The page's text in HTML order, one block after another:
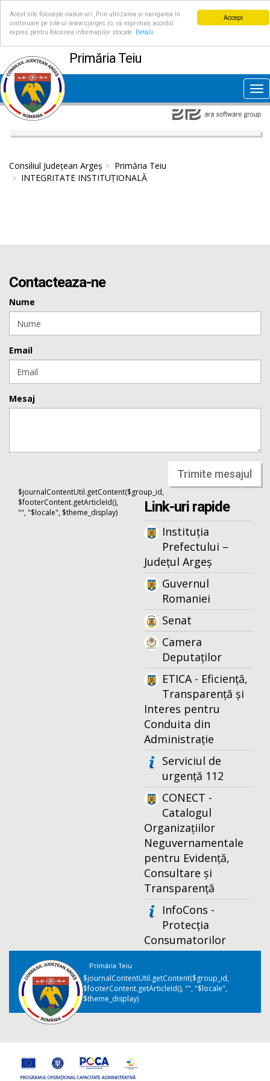
Accept
Acest site folosește cookie-uri. Prin utilizarea și navigarea în
continuare pe site-ul www.cjarges.ro, vă exprimați acordul
expres pentru folosirea informațiilor stocate.
Detalii
Primăria Teiu
Consiliul Județean Argeș
Primăria Teiu
INTEGRITATE INSTITUȚIONALĂ
Contacteaza-ne
Nume
Email
Mesaj
Trimite mesajul
$journalContentUtil.getContent($group_id,
$footerContent.getArticleId(),
"", "$locale", $theme_display)
Link-uri rapide
Instituția
Prefectului –
Județul Argeș
Guvernul
Romaniei
Senat
Camera
Deputaților
ETICA - Eficiență,
Transparență și
Interes pentru
Conduita din
Administrație
Serviciul de
urgență 112
CONECT -
Catalogul
Organizațiilor
Neguvernamentale
pentru Evidență,
Consultare și
Transparență
InfoCons -
Protecția
Consumatorilor
Primăria Teiu
$journalContentUtil.getContent($group_id,
$footerContent.getArticleId(), "", "$locale",
$theme_display)